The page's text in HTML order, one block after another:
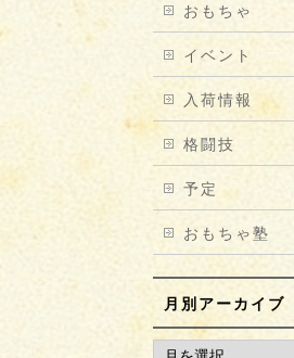
おもちゃ
イベント
入荷情報
格闘技
予定
おもちゃ塾
月別アーカイブ